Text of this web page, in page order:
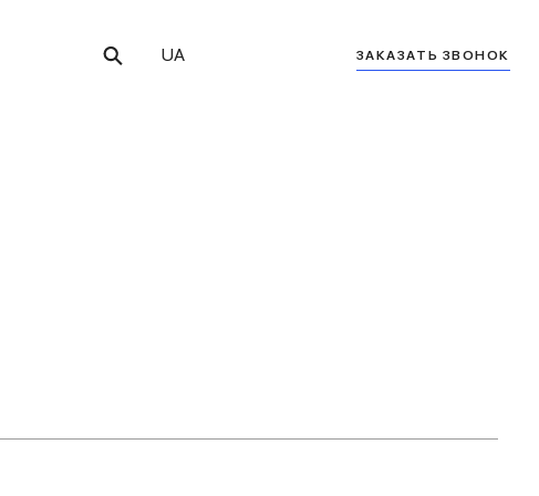
UA ЗАКАЗАТЬ ЗВОНОК